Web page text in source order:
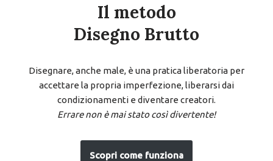
Il metodo
Disegno Brutto
Disegnare, anche male, è una pratica liberatoria per
accettare la propria imperfezione, liberarsi dai
condizionamenti e diventare creatori.
Errare non è mai stato così divertente!
Scopri come funziona